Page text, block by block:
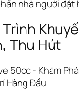
nhà người đặt
Thu Hút